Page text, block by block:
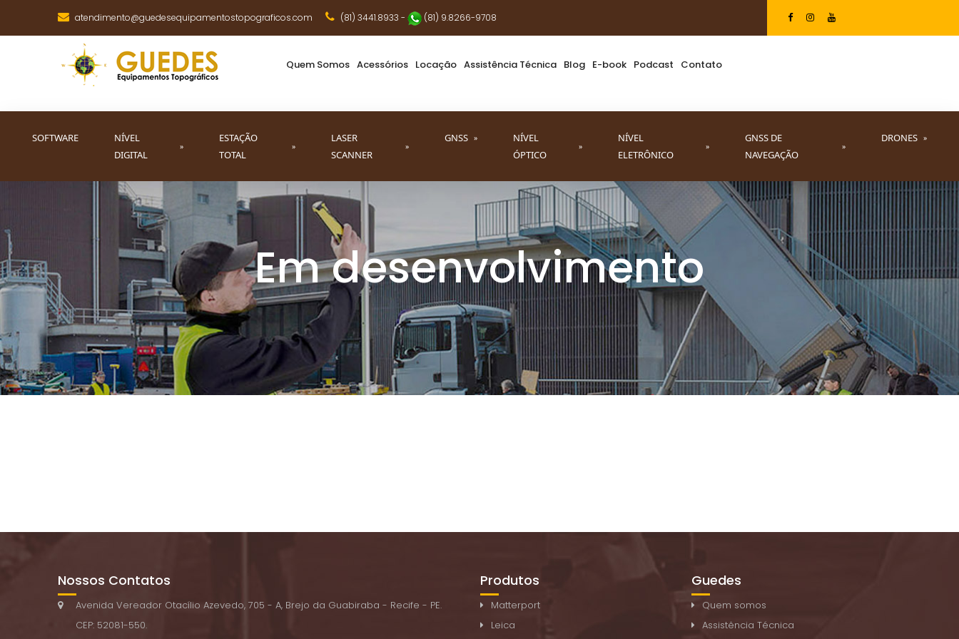
atendimento@guedesequipamentostopograficos.com (81) 3441.8933 - (81) 9.8266-9708
Quem Somos Acessórios Locação Assistência Técnica Blog E-book Podcast Contato
SOFTWARE
NÍVEL
DIGITAL
»
ESTAÇÃO
TOTAL
»
LASER
SCANNER
»
GNSS »
NÍVEL
ÓPTICO
»
NÍVEL
ELETRÔNICO
»
GNSS DE
NAVEGAÇÃO
»
DRONES »
Em desenvolvimento
Nossos Contatos
Avenida Vereador Otacílio Azevedo, 705 - A, Brejo da Guabiraba - Recife - PE.
CEP: 52081-550.
Produtos
Matterport
Leica
Guedes
Quem somos
Assistência Técnica